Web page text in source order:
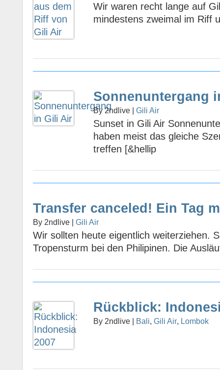
Wir waren recht lange auf
mindestens zweimal im Riff
Sonnenuntergang
By 2ndlive | Gili Air
Sunset in Gili Air
haben meist das gleiche
treffen [&hellip
Transfer canceled! Ein Tag
By 2ndlive | Gili Air
Wir sollten heute eigentlich weiterziehen.
Tropensturm bei den Philipinen. Die
Rückblick:
By 2ndlive | Bali, Gili Air, Lombok